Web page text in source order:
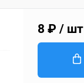
8 ₽ / шт